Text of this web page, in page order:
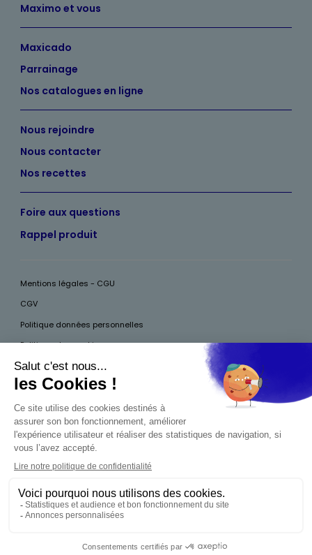
0,00 €
Maximo et vous
Maxicado
Parrainage
Nos catalogues en ligne
Nous rejoindre
Nous contacter
Nos recettes
Foire aux questions
Rappel produit
Mentions légales - CGU
CGV
Politique données personnelles
Politique des cookies
Accessibilité
Pour votre santé, mangez au moins cinq fruits et légumes par jour, plus
d’infos surwww.mangerbouger.fr
aux mineurs de moins de 18 ans
La preuve de majorité de l'acheteur est exigée au
moment de la vente en ligne. CODE DE LA SANTÉ